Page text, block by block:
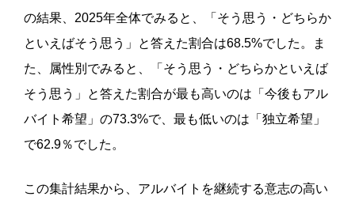
の結果、2025年全体でみると、「そう思う・どちらか
といえばそう思う」と答えた割合は68.5%でした。ま
た、属性別でみると、「そう思う・どちらかといえば
そう思う」と答えた割合が最も高いのは「今後もアル
バイト希望」の73.3%で、最も低いのは「独立希望」
で62.9％でした。
この集計結果から、アルバイトを継続する意志の高い